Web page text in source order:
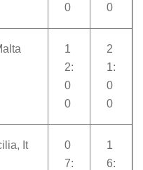
0
0
1
2:
0
0
2
1:
0
0
It
0
7:
1
6: